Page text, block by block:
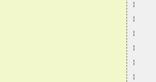
¦
¦
¦
¦
¦
¦